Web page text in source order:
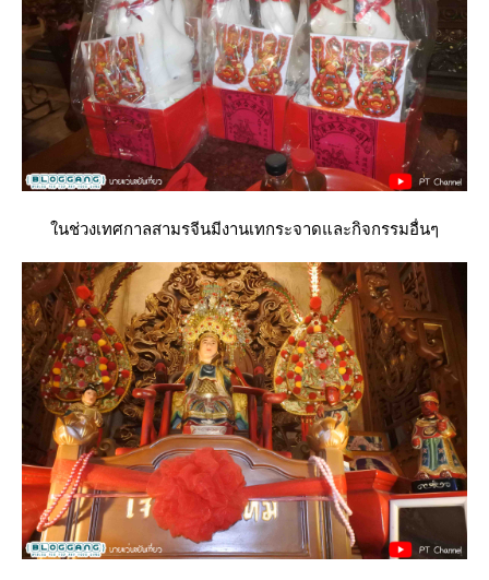
นช่วงเทศกาลสามรจีนมีงานเทกระจาดและกิจกรรมอื่นๆ